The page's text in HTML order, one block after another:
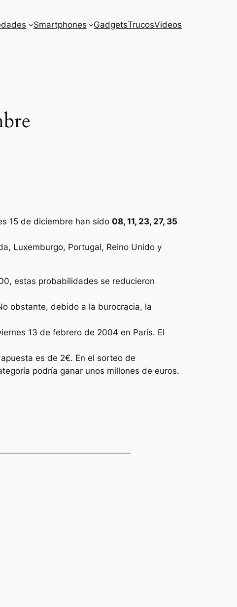
Smartphones GadgetsTrucosVideos
15 de diciembre han sido 08, 11, 23, 27, 35
Luxemburgo, Portugal, Reino Unido y
estas probabilidades se reducieron
obstante, debido a la burocracia, la
13 de febrero de 2004 en París. El
es de 2€. En el sorteo de
podría ganar unos millones de euros.